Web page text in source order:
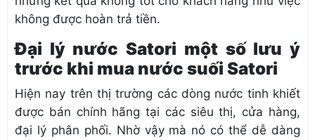
không được hoàn trả tiền.
Đại lý nước Satori một số lưu ý
trước khi mua nước suối Satori
Hiện nay trên thị trường các dòng nước tinh khiết
được bán chính hãng tại các siêu thị, cửa hàng,
đại lý phân phối. Nhờ vậy mà nó có thể dễ dàng